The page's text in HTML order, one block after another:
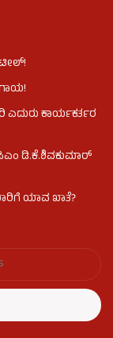
ಎದುರು ಕಾರ್ಯಕರ್ತರ
ಸಿಎಂ ಡಿ.ಕೆ.ಶಿವಕುಮಾರ್
ಯಾವ ಖಾತೆ?